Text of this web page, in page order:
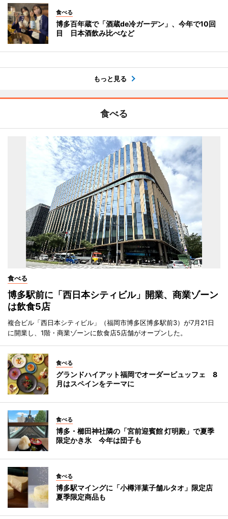
食べる
博多百年蔵で「酒蔵de冷ガーデン」、今年で10回
目 日本酒飲み比べなど
もっと見る
食べる
食べる
博多駅前に「西日本シティビル」開業、商業ゾーン
は飲食5店
複合ビル「西日本シティビル」（福岡市博多区博多駅前3）が7月21日
に開業し、1階・商業ゾーンに飲食店5店舗がオープンした。
食べる
グランドハイアット福岡でオーダービュッフェ 8
月はスペインをテーマに
食べる
博多・櫛田神社隣の「宮前迎賓館 灯明殿」で夏季
限定かき氷 今年は団子も
食べる
博多駅マイングに「小樽洋菓子舗ルタオ」限定店
夏季限定商品も